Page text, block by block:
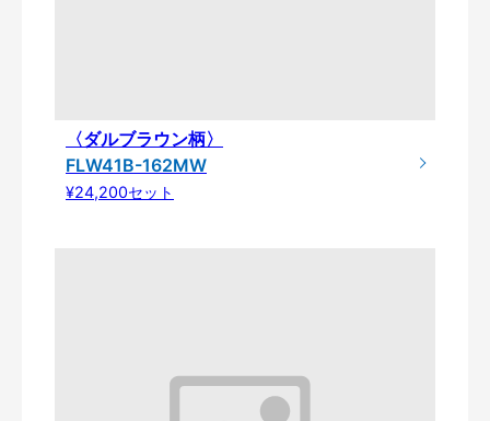
〈ダルブラウン柄〉
FLW41B-162MW
¥24,200セット